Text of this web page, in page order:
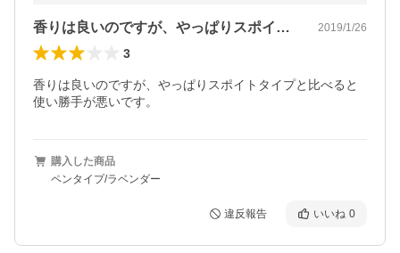
香りは良いのですが、やっぱりスポイトタ… 2019/1/26
3
香りは良いのですが、やっぱりスポイトタイプと比べると
使い勝手が悪いです。
購入した商品
ペンタイプ/ラベンダー
違反報告 いいね 0